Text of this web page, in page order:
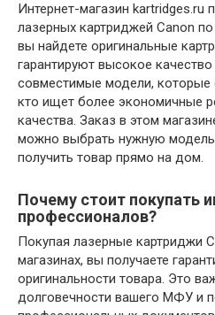
Интернет-магазин kartridges.ru
лазерных картриджей Canon
вы найдете оригинальные
гарантируют высокое
совместимые модели, которые
кто ищет более экономичные
качества. Заказ в этом
можно выбрать нужную
получить товар прямо на дом.
Почему стоит покупать
профессионалов?
Покупая лазерные картриджи
магазинах, вы получаете
оригинальности товара. Это
долговечности вашего МФУ и